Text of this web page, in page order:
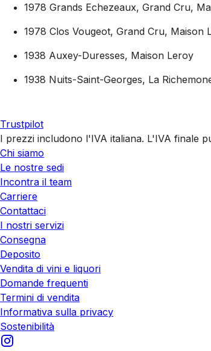
1978 Grands Echezeaux, Grand Cru,
1978 Clos Vougeot, Grand Cru, Maison
1938 Auxey-Duresses, Maison Leroy
1938 Nuits-Saint-Georges, La
Trustpilot
I prezzi includono l'IVA italiana. L'IVA finale
Chi siamo
Le nostre sedi
Incontra il team
Carriere
Contattaci
I nostri servizi
Consegna
Deposito
Vendita di vini e liquori
Domande frequenti
Termini di vendita
Informativa sulla privacy
Sostenibilità